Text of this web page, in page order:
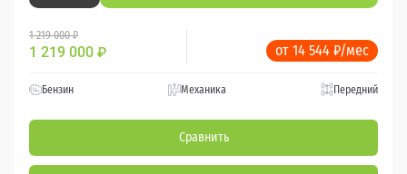
1 219 000 ₽
1 219 000 ₽ от 14 544 ₽/мес
Бензин Механика Передний
Сравнить